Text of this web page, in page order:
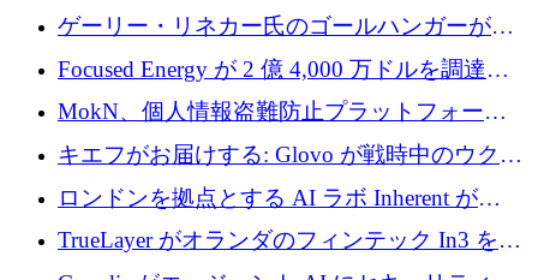
2,000 万ユーロのシードラウンドを完了
ゲーリー・リネカー氏のゴールハンガーがVC
事業を開始
Focused Energy が 2 億 4,000 万ドルを調達、
TrueLayer が In3 を買収、ロンドンが首位の座
を奪還
MokN、個人情報盗難防止プラットフォーム
の成長のためにシリーズ A で 1,500 万ドルを
調達
キエフがお届けする: Glovo が戦時中のウクラ
イナで最も急速に成長する市場の 1 つをどの
ように拡大したか
ロンドンを拠点とする AI ラボ Inherent が
5,000 万ドルの資金調達でステルスから浮上
TrueLayer がオランダのフィンテック In3 を買
収、チェックアウト時にクレジットを提供